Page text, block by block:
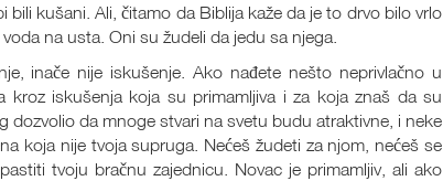
kušani. Ali, čitamo da Biblija kaže da je to drvo bilo vrlo
na usta. Oni su žudeli da jedu sa njega.
inače nije iskušenje. Ako nađete nešto neprivlačno u
kroz iskušenja koja su primamljiva i za koja znaš da su
dozvolio da mnoge stvari na svetu budu atraktivne, i neke
koja nije tvoja supruga. Nećeš žudeti za njom, nećeš se
tvoju bračnu zajednicu. Novac je primamljiv, ali ako